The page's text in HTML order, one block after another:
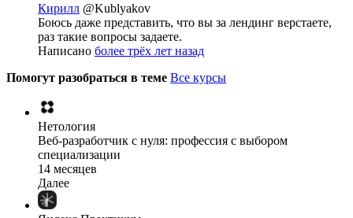
Кирилл @Kublyakov
Боюсь даже представить, что вы за лендинг верстаете,
раз такие вопросы задаете.
Написано более трёх лет назад
Помогут разобраться в теме Все курсы
Нетология
Веб-разработчик с нуля: профессия с выбором
специализации
14 месяцев
Далее